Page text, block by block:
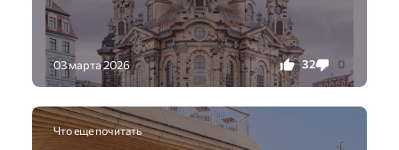
03 марта 2026 32 0
Что еще почитать